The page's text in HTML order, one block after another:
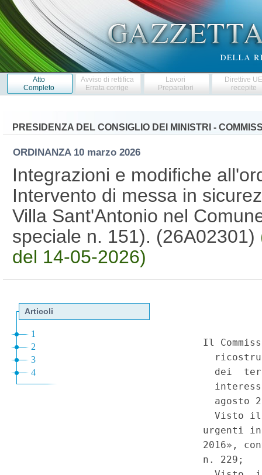
Atto
Completo
Avviso di rettifica
Errata corrige
Lavori
Preparatori
Direttive
recepite
PRESIDENZA DEL CONSIGLIO DEI MINISTRI -
ORDINANZA 10 marzo 2026
Integrazioni e modifiche
Intervento di messa in
Villa Sant'Antonio nel
speciale n. 151). (26A02301)
del 14-05-2026)